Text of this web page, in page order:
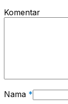
Komentar
Nama *